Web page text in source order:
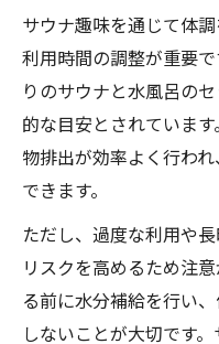
サウナ趣味を通じて体
利用時間の調整が重要
りのサウナと水風呂の
的な目安とされていま
物排出が効率よく行わ
できます。
ただし、過度な利用や
リスクを高めるため注
る前に水分補給を行い
しないことが大切です